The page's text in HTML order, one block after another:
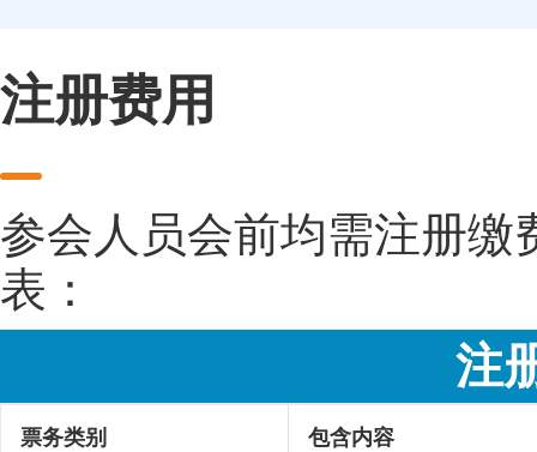
注册费用
参会人员会前均需注册缴
表：
注
票务类别 包含内容